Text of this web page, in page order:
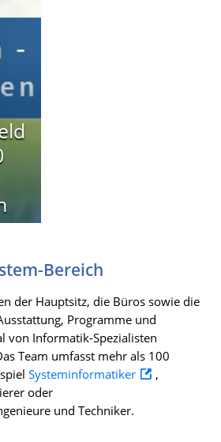
Bereich
der Hauptsitz, die Büros sowie die
Programme und
von Informatik-Spezialisten
Team umfasst mehr als 100
Systeminformatiker
,
oder
und Techniker.